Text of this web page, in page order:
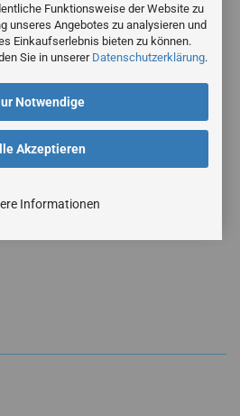
Funktionsweise der Website zu
unseres Angebotes zu analysieren und
Einkaufserlebnis bieten zu können.
Sie in unserer Datenschutzerklärung.
Akzeptieren
Notwendige
Informationen